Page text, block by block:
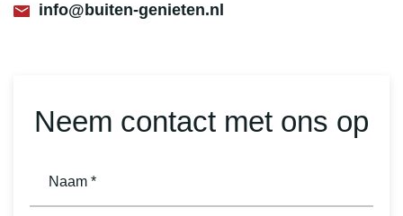
Neem contact met ons op
naam
(Vereist)
info@buiten-genieten.nl